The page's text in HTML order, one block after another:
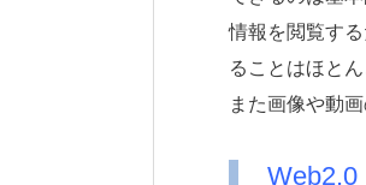
情報を閲覧す
ることはほとん
また画像や動
Web2.0